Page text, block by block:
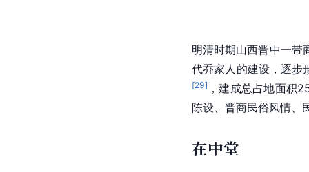
明清时期山西晋中一带
代乔家人的建设，逐步
[29] ，建成总占地面积
陈设、 晋商民俗风情、
在中堂